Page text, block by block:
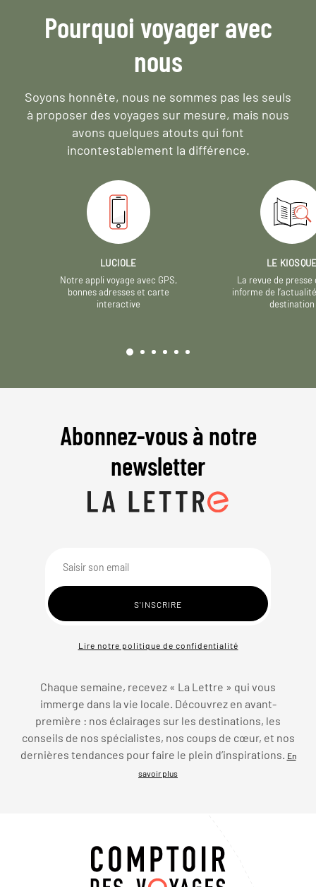
Pourquoi voyager avec
nous
Soyons honnête, nous ne sommes pas les seuls
à proposer des voyages sur mesure, mais nous
avons quelques atouts qui font
incontestablement la différence.
LUCIOLE
Notre appli voyage avec GPS,
bonnes adresses et carte
interactive
LE
La revue de presse
informe de
destination
Abonnez-vous à notre
newsletter
Lire notre politique de confidentialité
Chaque semaine, recevez « La Lettre » qui vous
immerge dans la vie locale. Découvrez en avant-
première : nos éclairages sur les destinations, les
conseils de nos spécialistes, nos coups de cœur, et nos
dernières tendances pour faire le plein d’inspirations. En
savoir plus